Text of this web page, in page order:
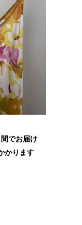
でお届け
かります